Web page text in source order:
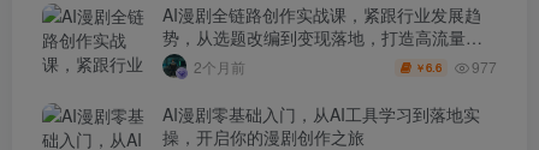
AI漫剧全链路创作实战课，紧跟行业发展趋
势，从选题改编到变现落地，打造高流量优
质作品2个月前 ￥6.6 977
AI漫剧零基础入门，从AI工具学习到落地实
操，开启你的漫剧创作之旅